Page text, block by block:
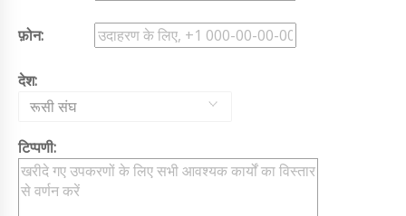
फ़ोन:
देश:
रूसी संघ
टिप्पणी: